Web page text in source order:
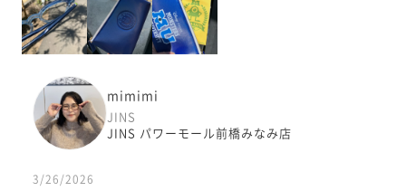
mimimi
JINS
JINS パワーモール前橋みなみ店
3/26/2026